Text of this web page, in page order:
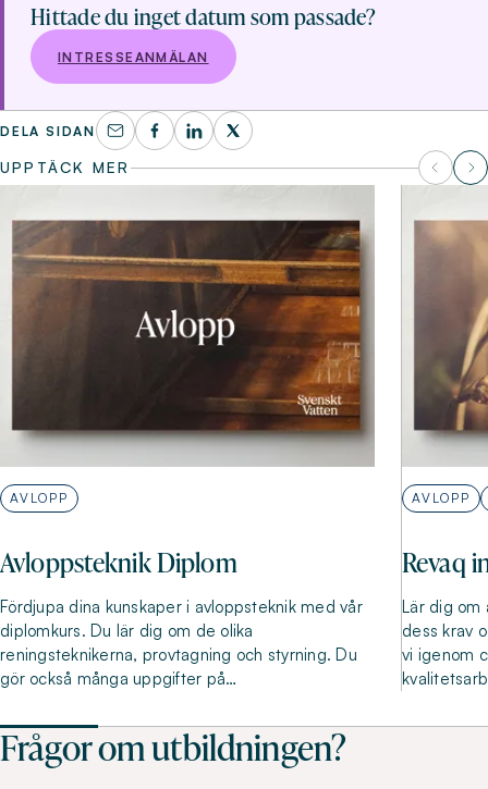
Hittade du inget datum som passade?
INTRESSEANMÄLAN
DELA SIDAN
UPPTÄCK MER
AVLOPP
Avloppsteknik Diplom
Fördjupa dina kunskaper i avloppsteknik med vår
diplomkurs. Du lär dig om de olika
reningsteknikerna, provtagning och styrning. Du
gör också många uppgifter på…
AVLOPP
Revaq
Lär dig om
dess krav
vi igenom
Frågor om utbildningen?